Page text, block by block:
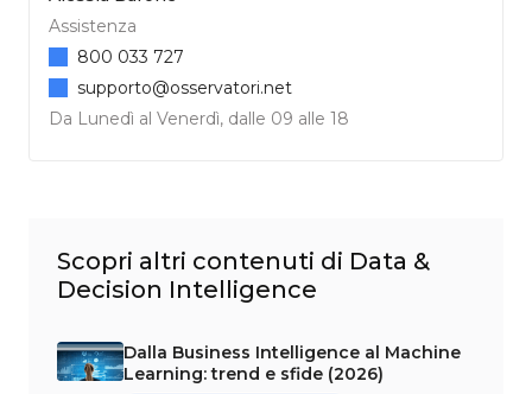
Assistenza
Da Lunedì al Venerdì, dalle 09 alle 18
800 033 727
supporto@osservatori.net
Scopri altri contenuti di Data &
Decision Intelligence
Dalla Business Intelligence al Machine
Learning: trend e sfide (2026)